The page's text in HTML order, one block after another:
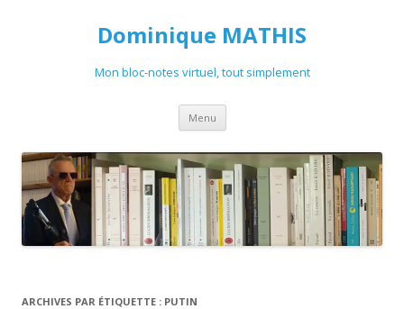
Dominique MATHIS
Mon bloc-notes virtuel, tout simplement
Menu Aller
contenu
ARCHIVES PAR ÉTIQUETTE : PUTIN